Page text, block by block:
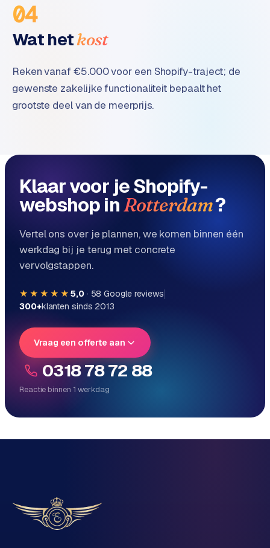
04
Wat hetkost
Reken vanaf €5.000 voor een Shopify-traject; de
gewenste zakelijke functionaliteit bepaalt het
grootste deel van de meerprijs.
Klaar voor je Shopify-
webshop inRotterdam?
Vertel ons over je plannen, we komen binnen één
werkdag bij je terug met concrete
vervolgstappen.
★★★★★ 5,0· 58 Google reviews
300+klanten sinds 2013
Vraag een offerte aan
0318 78 72 88
Reactie binnen 1 werkdag
Direct persoonlijk contact, geen ticketsysteem
Vertel ons over je project
Naam